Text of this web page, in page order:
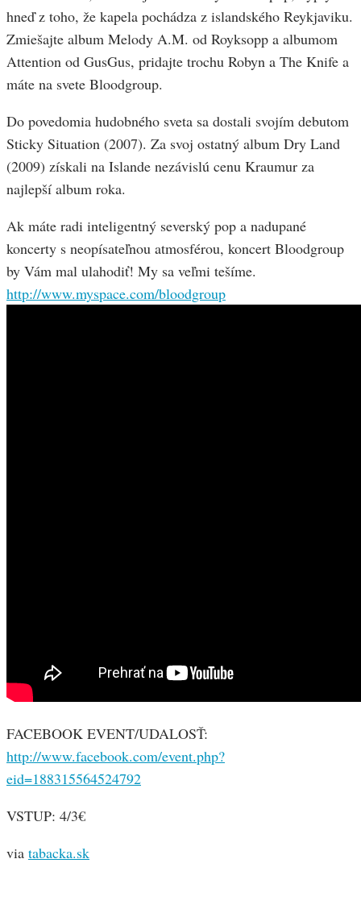
hneď z toho, že kapela pochádza z islandského Reykjaviku.
Zmiešajte album Melody A.M. od Royksopp a albumom
Attention od GusGus, pridajte trochu Robyn a The Knife a
máte na svete Bloodgroup.
Do povedomia hudobného sveta sa dostali svojím debutom
Sticky Situation (2007). Za svoj ostatný album Dry Land
(2009) získali na Islande nezávislú cenu Kraumur za
najlepší album roka.
Ak máte radi inteligentný severský pop a nadupané
koncerty s neopísateľnou atmosférou, koncert Bloodgroup
by Vám mal ulahodiť! My sa veľmi tešíme.
http://www.myspace.com/bloodgroup
FACEBOOK EVENT/UDALOSŤ:
http://www.facebook.com/event.php?
eid=188315564524792
VSTUP: 4/3€
via tabacka.sk